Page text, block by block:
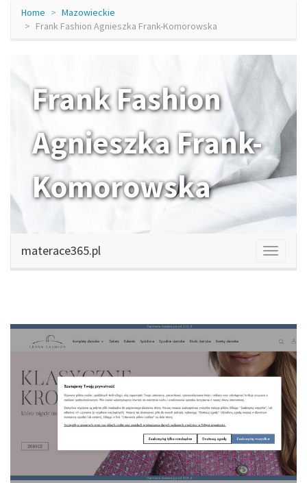
Home
Mazowieckie
Frank Fashion Agnieszka Frank-Komorowska
Frank Fashion
Agnieszka Frank-
Komorowska
frankfashion.pl
materace365.pl